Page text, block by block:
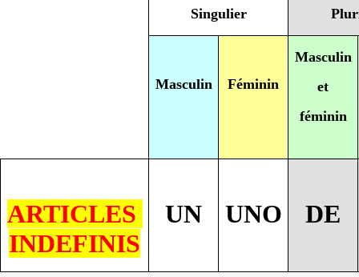
Singulier
Masculin Féminin
Masculin
et
féminin
ARTICLES
INDEFINIS
UN UNO DE